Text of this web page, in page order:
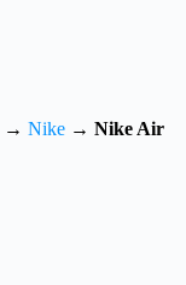
→ Nike → Nike Air